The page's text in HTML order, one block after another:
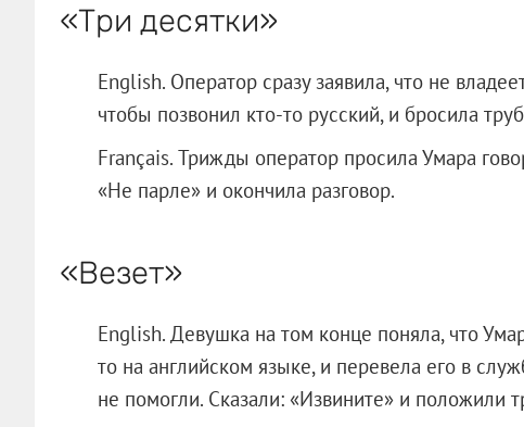
«Три десятки»
English. Оператор сразу заявила, что не
чтобы позвонил кто-то русский, и бросила
Français. Трижды оператор просила Умара
«Не парле» и окончила разговор.
«Везет»
English. Девушка на том конце поняла, что
то на английском языке, и перевела его в
не помогли. Сказали: «Извините» и положили